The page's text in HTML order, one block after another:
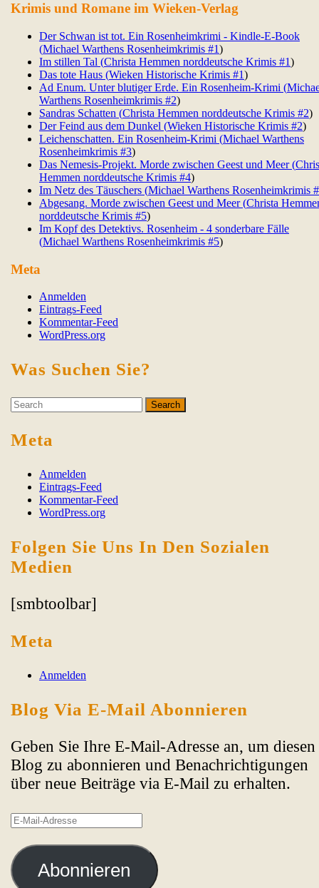
Krimis und Romane im Wieken-Verlag
Der Schwan ist tot. Ein Rosenheimkrimi - Kindle-E-Book
(Michael Warthens Rosenheimkrimis #1)
Im stillen Tal (Christa Hemmen norddeutsche Krimis #1)
Das tote Haus (Wieken Historische Krimis #1)
Ad Enum. Unter blutiger Erde. Ein Rosenheim-Krimi (
Warthens Rosenheimkrimis #2)
Sandras Schatten (Christa Hemmen norddeutsche Krimis #2)
Der Feind aus dem Dunkel (Wieken Historische Krimis #2)
Leichenschatten. Ein Rosenheim-Krimi (Michael Warthens
Rosenheimkrimis #3)
Das Nemesis-Projekt. Morde zwischen Geest und Meer (
Hemmen norddeutsche Krimis #4)
Im Netz des Täuschers (Michael Warthens Rosenheimkrimis #
Abgesang. Morde zwischen Geest und Meer (Christa
norddeutsche Krimis #5)
Im Kopf des Detektivs. Rosenheim - 4 sonderbare Fälle
(Michael Warthens Rosenheimkrimis #5)
Meta
Anmelden
Eintrags-Feed
Kommentar-Feed
WordPress.org
Was Suchen Sie?
Search
for:
Meta
Anmelden
Eintrags-Feed
Kommentar-Feed
WordPress.org
Folgen Sie Uns In Den Sozialen
Medien
[smbtoolbar]
Meta
Anmelden
Blog Via E-Mail Abonnieren
Geben Sie Ihre E-Mail-Adresse an, um diesen
Blog zu abonnieren und Benachrichtigungen
über neue Beiträge via E-Mail zu erhalten.
E-
Adresse
Abonnieren